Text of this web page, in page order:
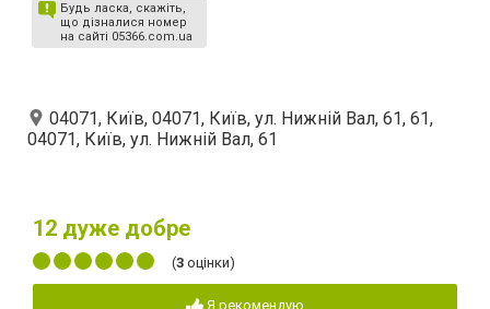
Будь ласка, скажіть,
що дізналися номер
на сайті 05366.com.ua
04071, Київ, 04071, Київ, ул. Нижній Вал, 61, 61,
04071, Київ, ул. Нижній Вал, 61
12 дуже добре
(3 оцінки)
Я рекомендую